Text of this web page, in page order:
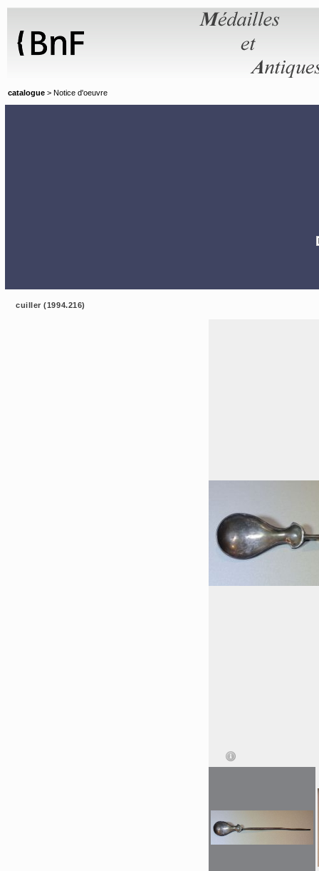
catalogue > Notice d'oeuvre
cuiller (1994.216)